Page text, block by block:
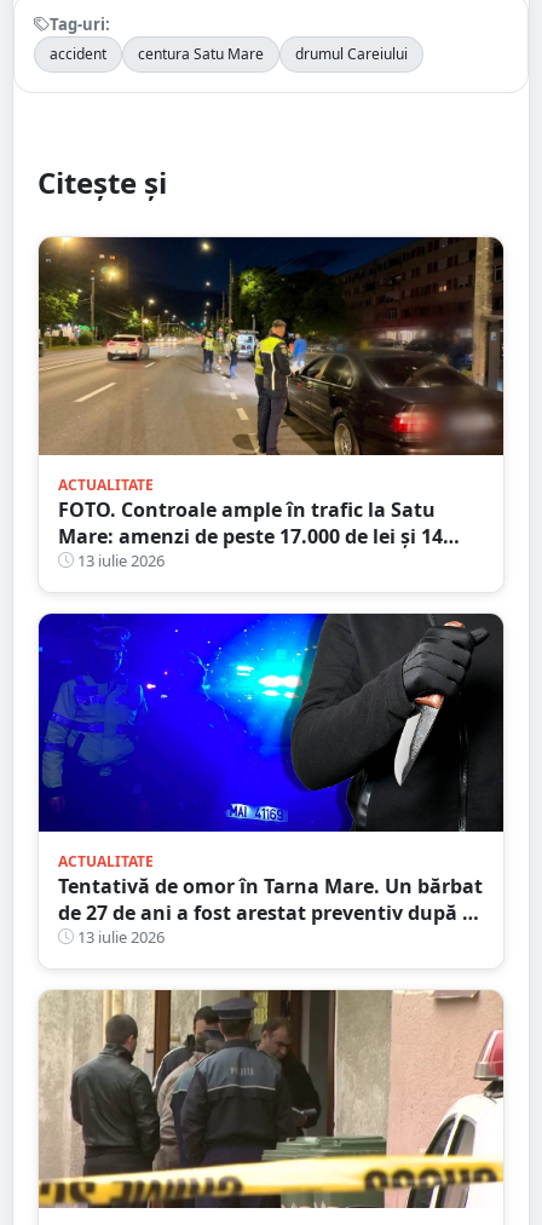
Tag-uri:
accident centura Satu Mare drumul Careiului
Citește și
ACTUALITATE
FOTO. Controale ample în trafic la Satu
Mare: amenzi de peste 17.000 de lei și 14
certificate de înmatriculare reținute. Trei
șoferi s-au ales cu dosare penale
13 iulie 2026
ACTUALITATE
Tentativă de omor în Tarna Mare. Un bărbat
de 27 de ani a fost arestat preventiv după ce
și-ar fi atacat concubina cu un cuțit
13 iulie 2026